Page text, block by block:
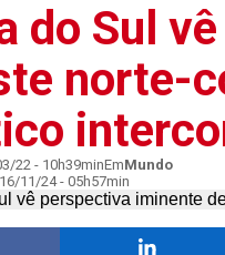
do Sul
norte-
22 - 10h39minEmMundo
16/11/24 - 05h57min